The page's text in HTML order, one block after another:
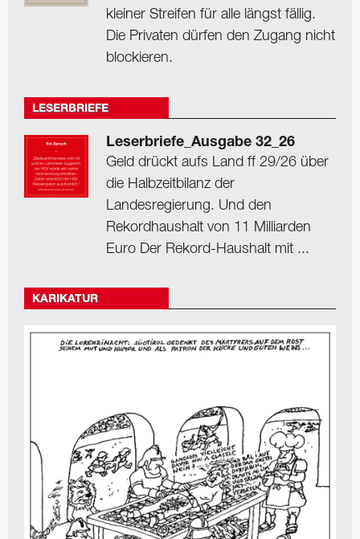
kleiner Streifen für alle längst fällig.
Die Privaten dürfen den Zugang nicht
blockieren.
LESERBRIEFE
Leserbriefe_Ausgabe 32_26
Geld drückt aufs Land ff 29/26 über
die Halbzeitbilanz der
Landesregierung. Und den
Rekordhaushalt von 11 Milliarden
Euro Der Rekord-Haushalt mit ...
KARIKATUR